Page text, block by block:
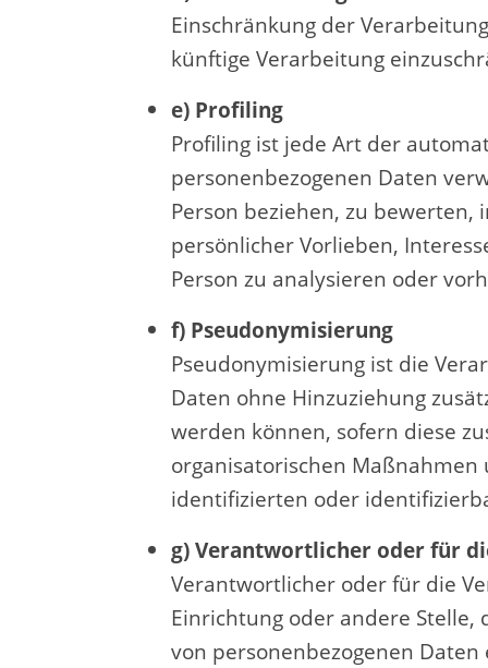
Einschränkung der
künftige Verarbeitung
e) Profiling
Profiling ist jede Art der
personenbezogenen Daten
Person beziehen, zu bewerten,
persönlicher Vorlieben,
Person zu analysieren oder
f) Pseudonymisierung
Pseudonymisierung ist die
Daten ohne Hinzuziehung
werden können, sofern diese
organisatorischen
identifizierten oder
g) Verantwortlicher oder für
Verantwortlicher oder für die
Einrichtung oder andere
von personenbezogenen